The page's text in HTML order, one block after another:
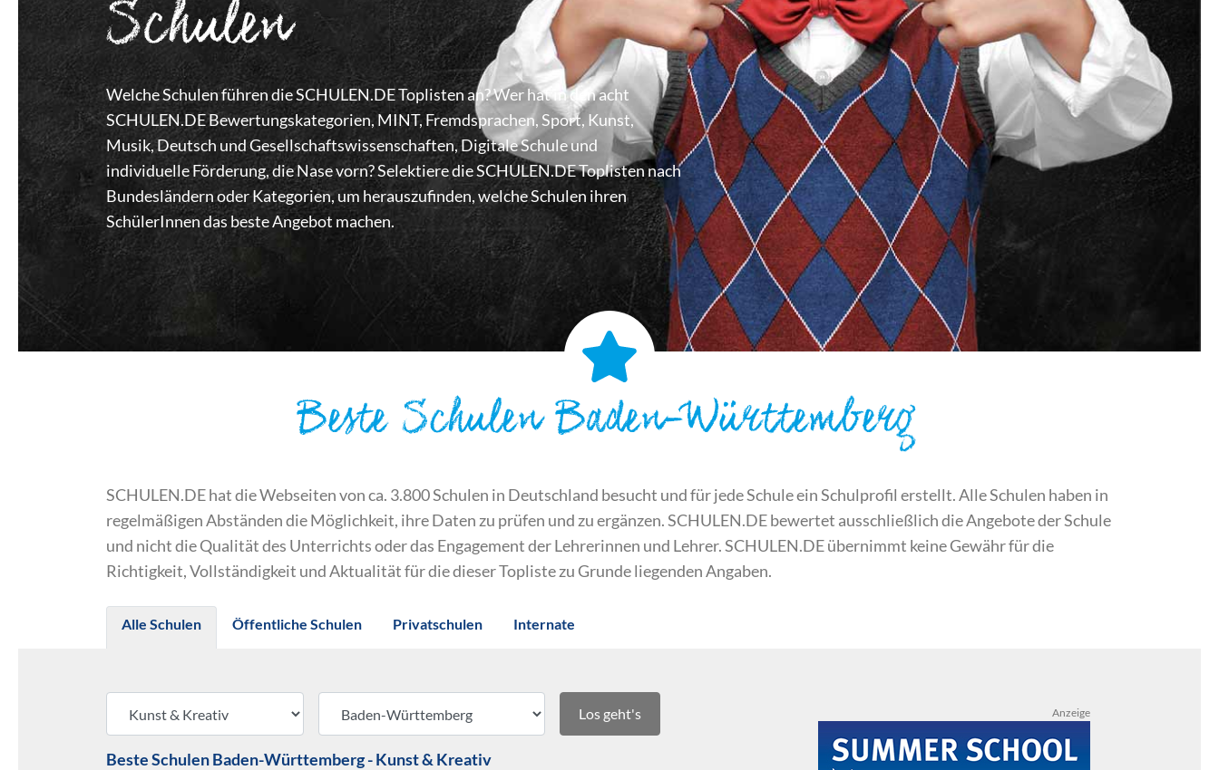
Schulen
Welche Schulen führen die SCHULEN.DE Toplisten an? Wer hat in den acht
SCHULEN.DE Bewertungskategorien, MINT, Fremdsprachen, Sport, Kunst,
Musik, Deutsch und Gesellschaftswissenschaften, Digitale Schule und
individuelle Förderung, die Nase vorn? Selektiere die SCHULEN.DE Toplisten nach
Bundesländern oder Kategorien, um herauszufinden, welche Schulen ihren
SchülerInnen das beste Angebot machen.
Beste Schulen Baden-Württemberg
SCHULEN.DE hat die Webseiten von ca. 3.800 Schulen in Deutschland besucht und für jede Schule ein Schulprofil erstellt. Alle Schulen haben in
regelmäßigen Abständen die Möglichkeit, ihre Daten zu prüfen und zu ergänzen. SCHULEN.DE bewertet ausschließlich die Angebote der Schule
und nicht die Qualität des Unterrichts oder das Engagement der Lehrerinnen und Lehrer. SCHULEN.DE übernimmt keine Gewähr für die
Richtigkeit, Vollständigkeit und Aktualität für die dieser Topliste zu Grunde liegenden Angaben.
Alle Schulen Öffentliche Schulen Privatschulen Internate
Los geht's
Beste Schulen Baden-Württemberg - Kunst & Kreativ
Anzeige